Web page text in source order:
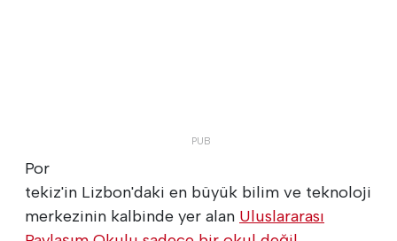
Por
tekiz'in Lizbon'daki en büyük bilim ve teknoloji
merkezinin kalbinde yer alan Uluslararası